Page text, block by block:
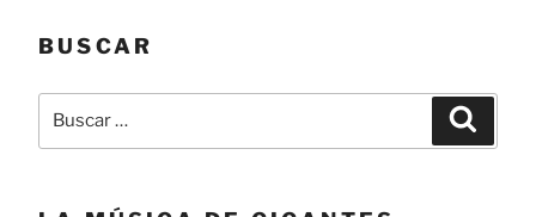
BUSCAR
Buscar